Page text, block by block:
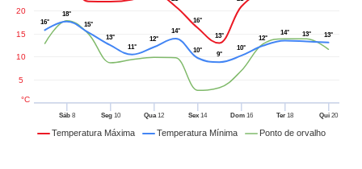
opções:
digital
Temperatura Máxima Temperatura Mínima Ponto de orvalho
Sáb8 Seg10 Qua12 Sex 14 Dom16 Ter 18 Qui 20
5
10
15
20
°C
16°
13°
16°
18°
15°
13°
11°
12°
14°
10°
9°
10°
12°
14° 13° 13°